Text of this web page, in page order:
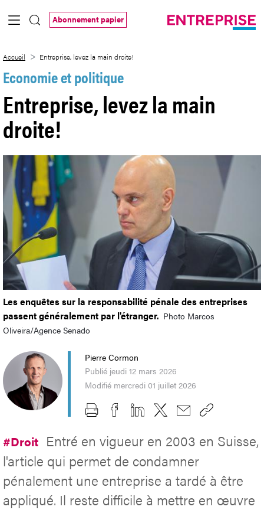
Saut au contenu principal
Abonnement papier
Accueil Entreprise, levez la main droite!
Economie et politique
Entreprise, levez la main
droite!
Les enquêtes sur la responsabilité pénale des entreprises
passent généralement par l'étranger. Photo Marcos
Oliveira/Agence Senado
Pierre Cormon
Publié jeudi 12 mars 2026
Modifié mercredi 01 juillet 2026
#Droit Entré en vigueur en 2003 en Suisse,
l'article qui permet de condamner
pénalement une entreprise a tardé à être
appliqué. Il reste difficile à mettre en œuvre